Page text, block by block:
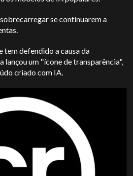
se continuarem a
tem defendido a causa da
lançou um "ícone de transparência",
criado com IA.